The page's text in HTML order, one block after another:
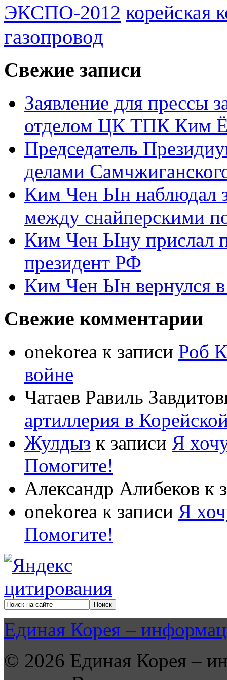
ЭКСПО-2012 корейская
газопровод
Свежие записи
Заявление для прессы
отделом ЦК ТПК Ким
Председатель
делами
Ким Чен Ын наблюдал
между снайперскими
Ким Чен Ыну прислал
президент РФ
Ким Чен Ын вернулся
Свежие комментарии
onekorea к записи Роб
войне
Чатаев Равиль
артиллерия в
Жулдыз к записи Я
Помогите!
Александр Алибеков к
onekorea к записи Я
Помогите!
Единая Корея –
© 2026 Единая Корея –